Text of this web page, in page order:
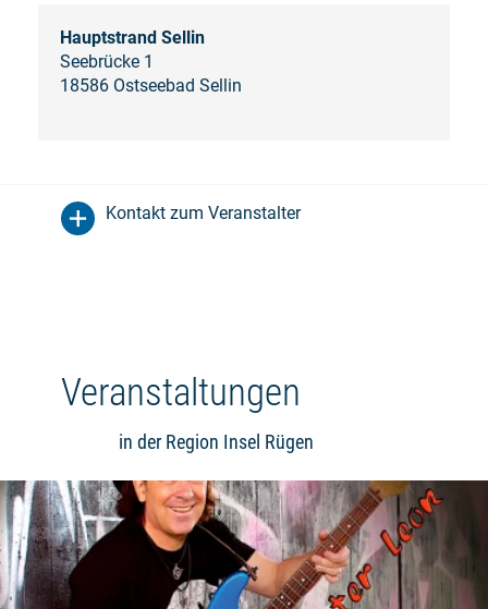
Hauptstrand Sellin
Seebrücke 1
18586 Ostseebad Sellin
Kontakt zum Veranstalter
Veranstaltungen
in der Region Insel Rügen